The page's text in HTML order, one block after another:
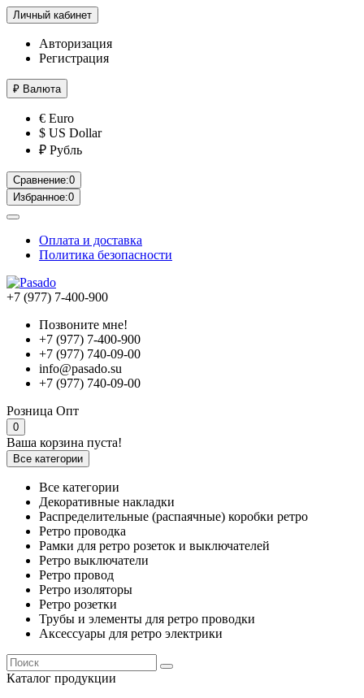
Личный кабинет
Авторизация
Регистрация
₽ Валюта
€ Euro
$ US Dollar
₽ Рубль
Сравнение:0
Избранное:0
Оплата и доставка
Политика безопасности
+7 (977) 7-400-900
Позвоните мне!
+7 (977) 7-400-900
+7 (977) 740-09-00
info@pasado.su
+7 (977) 740-09-00
Розница Опт
0
Ваша корзина пуста!
Все категории
Все категории
Декоративные накладки
Распределительные (распаячные) коробки ретро
Ретро проводка
Рамки для ретро розеток и выключателей
Ретро выключатели
Ретро провод
Ретро изоляторы
Ретро розетки
Трубы и элементы для ретро проводки
Аксессуары для ретро электрики
Каталог продукции